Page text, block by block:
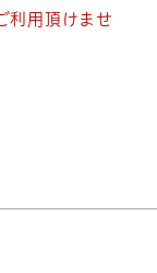
利用頂けませ